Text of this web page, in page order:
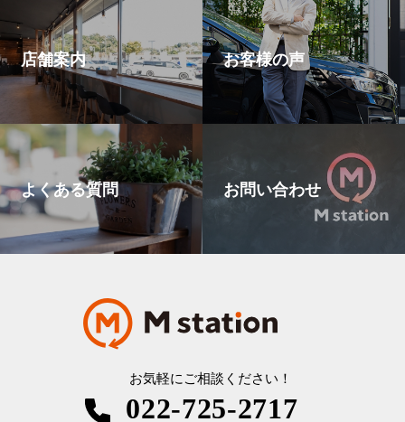
店舗案内 お客様の声
よくある質問 お問い合わせ
お気軽にご相談ください！
022-725-2717